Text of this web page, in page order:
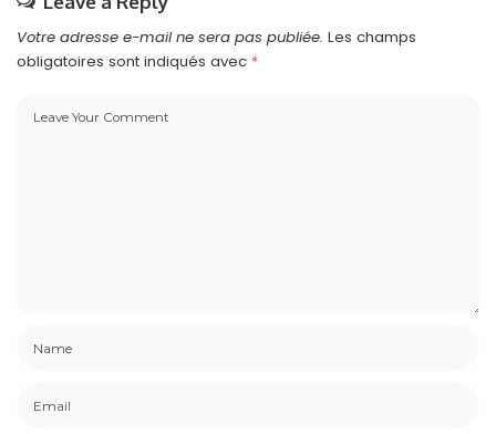
Votre adresse e-mail ne sera pas publiée. Les champs
obligatoires sont indiqués avec *